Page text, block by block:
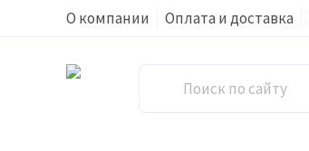
О компании Оплата и доставка